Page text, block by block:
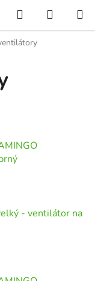
Hledat
KOŠÍK
- ventilátor na